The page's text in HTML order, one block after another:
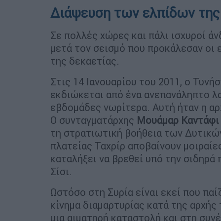
Διάψευση των ελπίδων της
Σε πολλές χώρες και πάλι ισχυροί
μετά τον σεισμό που προκάλεσαν οι
της δεκαετίας.
Στις 14 Ιανουαρίου του 2011, ο
εκδιώκεται από ένα ανεπανάληπτο
εβδομάδες νωρίτερα. Αυτή ήταν η
Ο συνταγματάρχης Μουάμαρ Καντάφι
τη στρατιωτική βοήθεια των
πλατείας Ταχρίρ αποβαίνουν
καταλήξει να βρεθεί υπό την
Σίσι.
Ωστόσο στη Συρία είναι εκεί που
κίνημα διαμαρτυρίας κατά της
μια αιματηρή καταστολή και στη